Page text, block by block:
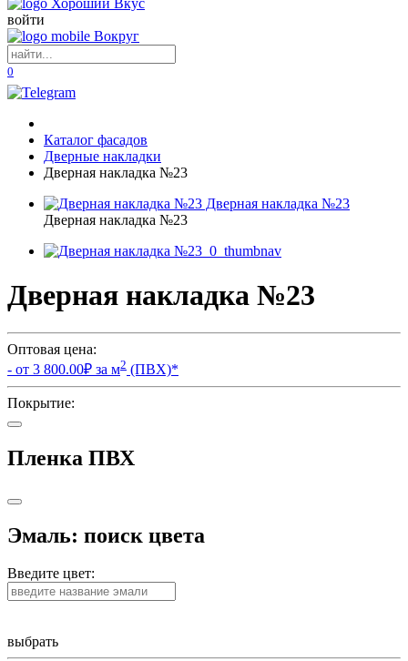
войти
0
Каталог фасадов
Дверные накладки
Дверная накладка №23
Дверная накладка №23
Дверная накладка №23
Оптовая цена:
- от 3 800.00₽ за м2 (ПВХ)*
Покрытие:
Пленка ПВХ
Эмаль: поиск цвета
Введите цвет:
выбрать